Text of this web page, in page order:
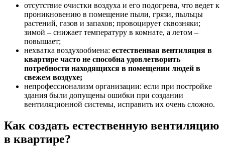
отсутствие очистки воздуха и его подогрева, что ведет к
проникновению в помещение пыли, грязи, пыльцы
растений, газов и запахов; провоцирует сквозняки;
зимой – снижает температуру в комнате, а летом –
повышает;
нехватка воздухообмена: естественная вентиляция в
квартире часто не способна удовлетворить
потребности находящихся в помещении людей в
свежем воздухе;
непрофессионализм организации: если при постройке
здания были допущены ошибки при создании
вентиляционной системы, исправить их очень сложно.
Как создать естественную вентиляцию
в квартире?